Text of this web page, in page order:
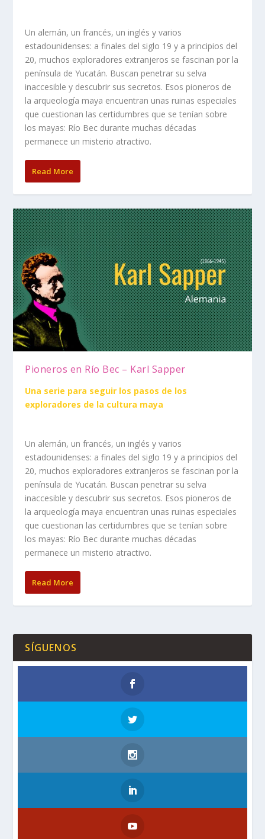
Un alemán, un francés, un inglés y varios
estadounidenses: a finales del siglo 19 y a principios del
20, muchos exploradores extranjeros se fascinan por la
península de Yucatán. Buscan penetrar su selva
inaccesible y descubrir sus secretos. Esos pioneros de
la arqueología maya encuentran unas ruinas especiales
que cuestionan las certidumbres que se tenían sobre
los mayas: Río Bec durante muchas décadas
permanece un misterio atractivo.
Read More
Pioneros en Río Bec – Karl Sapper
Una serie para seguir los pasos de los
exploradores de la cultura maya
Un alemán, un francés, un inglés y varios
estadounidenses: a finales del siglo 19 y a principios del
20, muchos exploradores extranjeros se fascinan por la
península de Yucatán. Buscan penetrar su selva
inaccesible y descubrir sus secretos. Esos pioneros de
la arqueología maya encuentran unas ruinas especiales
que cuestionan las certidumbres que se tenían sobre
los mayas: Río Bec durante muchas décadas
permanece un misterio atractivo.
Read More
SÍGUENOS